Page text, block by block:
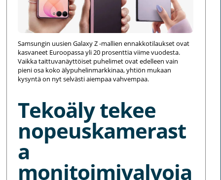
Samsungin uusien Galaxy Z -mallien ennakkotilaukset ovat
kasvaneet Euroopassa yli 20 prosenttia viime vuodesta.
Vaikka taittuvanäyttöiset puhelimet ovat edelleen vain
pieni osa koko älypuhelinmarkkinaa, yhtiön mukaan
kysyntä on nyt selvästi aiempaa vahvempaa.
Tekoäly tekee
nopeuskamerast
a
monitoimivalvoja